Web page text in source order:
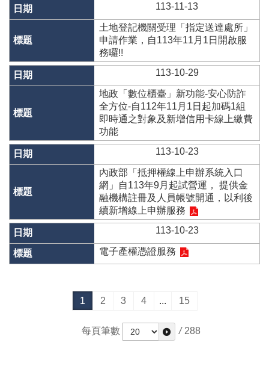
局
府
訊
公
隱
權
政
資
安
全
宣
告
113-11-13
土地登記機關受理「指定送達處所」
申請作業，自113年11月1日開啟服
務囉!!
113-10-29
地政「數位櫃臺」新功能-安心防詐
全方位-自112年11月1日起加碼1組
即時通之對象及新增信用卡線上繳費
功能
113-10-23
內政部「抵押權線上申辦系統入口
網」自113年9月起試營運， 提供金
融機構註冊及人員帳號開通，以利後
續新增線上申辦服務
113-10-23
電子產權憑證服務
1 2 3 4 ... 15
每頁筆數 / 288